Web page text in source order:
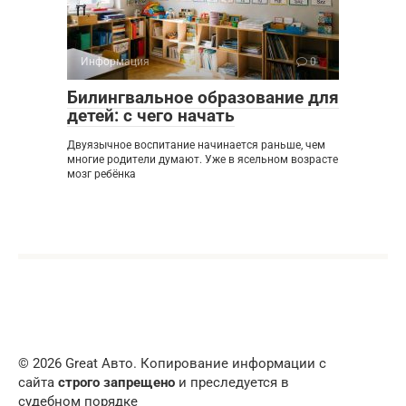
Информация 0
Билингвальное образование для
детей: с чего начать
Двуязычное воспитание начинается раньше, чем
многие родители думают. Уже в ясельном возрасте
мозг ребёнка
© 2026 Great Авто. Копирование информации с
сайта строго запрещено и преследуется в
судебном порядке